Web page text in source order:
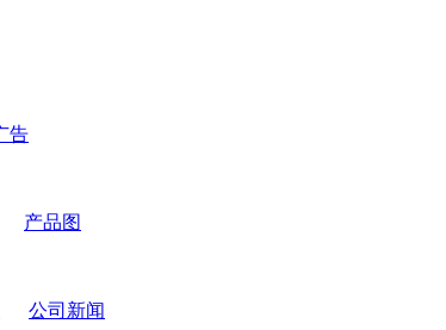
告
产品图
公司新闻